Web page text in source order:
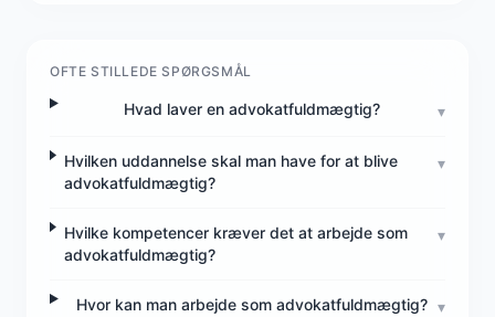
OFTE STILLEDE SPØRGSMÅL
Hvad laver en advokatfuldmægtig? ▾
Hvilken uddannelse skal man have for at blive
advokatfuldmægtig?
▾
Hvilke kompetencer kræver det at arbejde som
advokatfuldmægtig?
▾
Hvor kan man arbejde som advokatfuldmægtig? ▾